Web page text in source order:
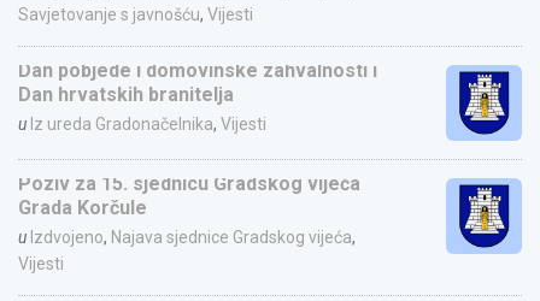
Savjetovanje s javnošću, Vijesti
Dan pobjede i domovinske zahvalnosti i
Dan hrvatskih branitelja
u Iz ureda Gradonačelnika, Vijesti
Poziv za 15. sjednicu Gradskog vijeća
Grada Korčule
u Izdvojeno, Najava sjednice Gradskog vijeća,
Vijesti